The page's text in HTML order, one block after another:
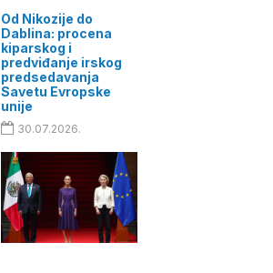
Od Nikozije do
Dablina: procena
kiparskog i
predviđanje irskog
predsedavanja
Savetu Evropske
unije
30.07.2026.